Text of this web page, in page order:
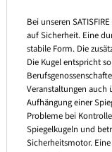
Bei unseren
auf Sicherheit. Eine
stabile Form. Die
Die Kugel entspricht
Veranstaltungen
Aufhängung einer
Probleme bei
Spiegelkugeln und
Sicherheitsmotor.